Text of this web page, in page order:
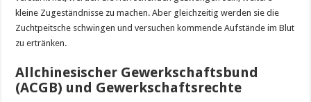
kleine Zugeständnisse zu machen. Aber gleichzeitig werden sie die
Zuchtpeitsche schwingen und versuchen kommende Aufstände im Blut
zu ertränken.
Allchinesischer Gewerkschaftsbund
(ACGB) und Gewerkschaftsrechte